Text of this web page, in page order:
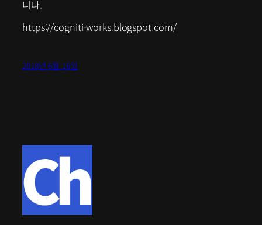
니다.
https://cogniti-works.blogspot.com/
2018년 6월 16일